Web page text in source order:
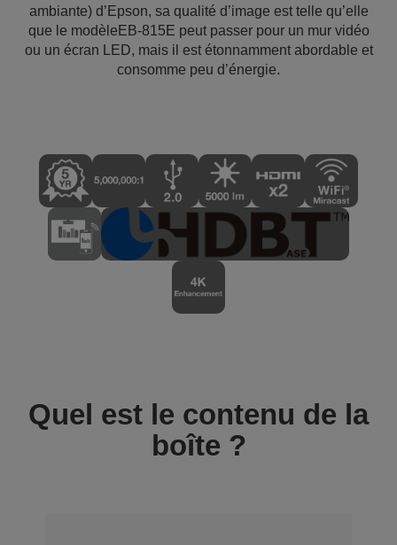
ambiante) d’Epson, sa qualité d’image est telle qu’elle
que le modèleEB-815E peut passer pour un mur vidéo
ou un écran LED, mais il est étonnamment abordable et
consomme peu d’énergie.
Quel est le contenu de la
boîte ?